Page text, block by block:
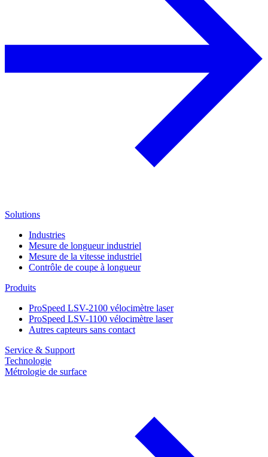
Solutions
Industries
Mesure de longueur industriel
Mesure de la vitesse industriel
Contrôle de coupe à longueur
Produits
ProSpeed LSV-2100 vélocimètre laser
ProSpeed LSV-1100 vélocimètre laser
Autres capteurs sans contact
Service & Support
Technologie
Métrologie de surface